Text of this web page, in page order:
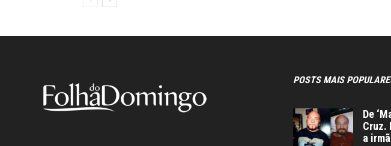
POSTS MAIS
De
Cruz.
a